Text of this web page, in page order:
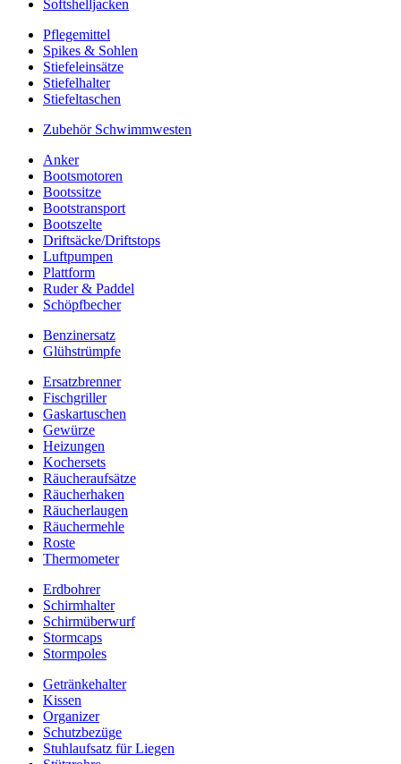
Softshelljacken
Pflegemittel
Spikes & Sohlen
Stiefeleinsätze
Stiefelhalter
Stiefeltaschen
Zubehör Schwimmwesten
Anker
Bootsmotoren
Bootssitze
Bootstransport
Bootszelte
Driftsäcke/Driftstops
Luftpumpen
Plattform
Ruder & Paddel
Schöpfbecher
Benzinersatz
Glühstrümpfe
Ersatzbrenner
Fischgriller
Gaskartuschen
Gewürze
Heizungen
Kochersets
Räucheraufsätze
Räucherhaken
Räucherlaugen
Räuchermehle
Roste
Thermometer
Erdbohrer
Schirmhalter
Schirmüberwurf
Stormcaps
Stormpoles
Getränkehalter
Kissen
Organizer
Schutzbezüge
Stuhlaufsatz für Liegen